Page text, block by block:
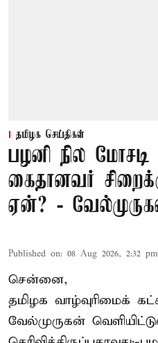
தமிழக செய்திகள்
பழனி நில
கைதானவர்
ஏன்? -
Published on: 08 Aug 2026, 2:32 pm
சென்னை,
தமிழக வாழ்வுரிமைக்
வேல்முருகன்